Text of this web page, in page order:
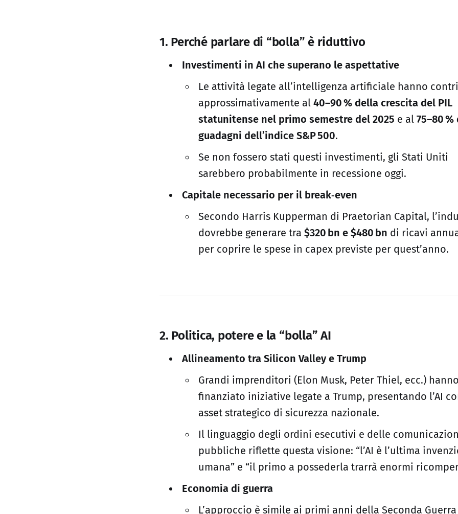
1. Perché parlare di “bolla” è riduttivo
Investimenti in AI che superano le aspettative
Le attività legate all’intelligenza artificiale hanno
approssimativamente al 40–90 % della crescita del PIL
statunitense nel primo semestre del 2025 e al 75–80 %
guadagni dell’indice S&P 500.
Se non fossero stati questi investimenti, gli Stati Uniti
sarebbero probabilmente in recessione oggi.
Capitale necessario per il break‑even
Secondo Harris Kupperman di Praetorian Capital,
dovrebbe generare tra $320 bn e $480 bn di ricavi
per coprire le spese in capex previste per quest’anno.
2. Politica, potere e la “bolla” AI
Allineamento tra Silicon Valley e Trump
Grandi imprenditori (Elon Musk, Peter Thiel, ecc.) hanno
finanziato iniziative legate a Trump, presentando l’AI
asset strategico di sicurezza nazionale.
Il linguaggio degli ordini esecutivi e delle
pubbliche riflette questa visione: “l’AI è l’ultima
umana” e “il primo a possederla trarrà enormi
Economia di guerra
L’approccio è simile ai primi anni della Seconda Guerra